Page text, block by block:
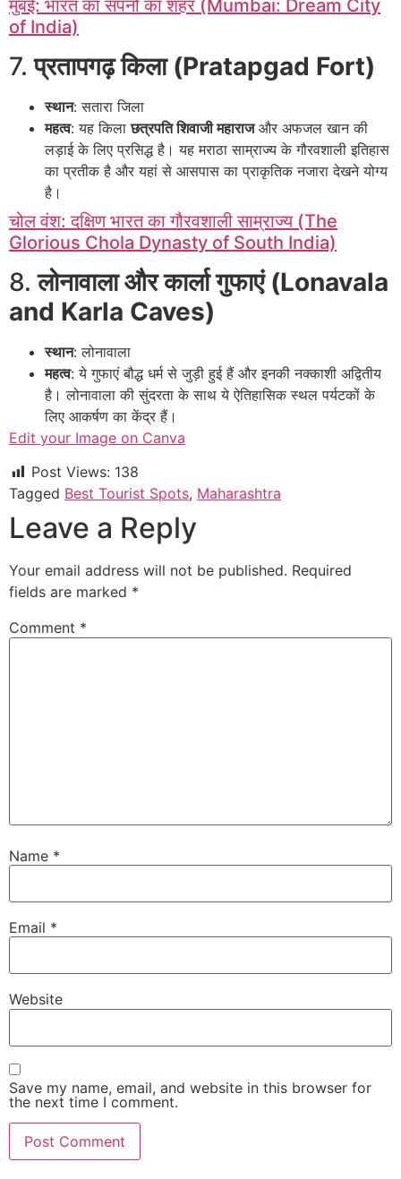
मुंबई: भारत का सपनों का शहर (Mumbai: Dream City
of India)
7.प्रतापगढ़ किला (Pratapgad Fort)
स्थान: सतारा जिला
महत्व: यह किलाछत्रपति शिवाजी महाराजऔर अफजल खान की
लड़ाई के लिए प्रसिद्ध है। यह मराठा साम्राज्य के गौरवशाली इतिहास
का प्रतीक है और यहां से आसपास का प्राकृतिक नजारा देखने योग्य
है।
चोल वंश: दक्षिण भारत का गौरवशाली साम्राज्य (The
Glorious Chola Dynasty of South India)
8.लोनावाला और कार्ला गुफाएं (Lonavala
and Karla Caves)
स्थान: लोनावाला
महत्व: ये गुफाएं बौद्ध धर्म से जुड़ी हुई हैं और इनकी नक्काशी अद्वितीय
है। लोनावाला की सुंदरता के साथ ये ऐतिहासिक स्थल पर्यटकों के
लिए आकर्षण का केंद्र हैं।
Edit your Image on Canva
Post Views: 138
Tagged Best Tourist Spots, Maharashtra
Leave a Reply
Your email address will not be published. Required
fields are marked *
Comment *
Name *
Email *
Website
Save my name, email, and website in this browser for
the next time I comment.